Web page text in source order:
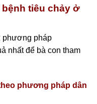
tiêu chảy ở
phương pháp
nhất để bà con tham
phương pháp dân